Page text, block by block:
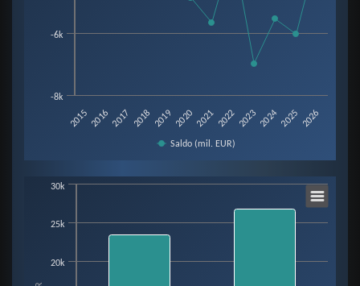
Saldo (mil. EUR)
2015 2016 2017 2018 2019 2020 2021 2022 2023 20242025 2026
-8k
-6k
Chart
Bar chart with 3 data series.
View as data table, Chart
20k
25k
30k